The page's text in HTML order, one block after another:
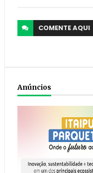
COMENTEAQUI
Anúncios